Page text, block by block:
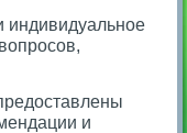
и